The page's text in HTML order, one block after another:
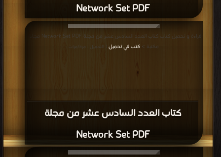
Network Set PDF
كتاب العدد السادس عشر من مجلة
Network Set PDF
قراءة و تحميل كتاب كتاب العدد السادس عشر من مجلة Network Set PDF مجانا |
مكتبة > كتب في تحميل | التحميل : مرة/مرات